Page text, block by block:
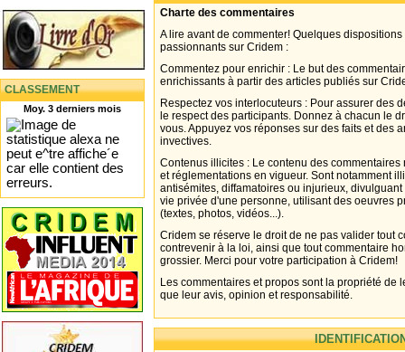
CLASSEMENT
Moy. 3 derniers mois
Charte des commentaires
A lire avant de commenter! Quelques
passionnants sur Cridem :
Commentez pour enrichir : Le but des
enrichissants à partir des articles publiés sur
Respectez vos interlocuteurs : Pour assurer des
le respect des participants. Donnez à chacun le
vous. Appuyez vos réponses sur des faits et des
invectives.
Contenus illicites : Le contenu des
et réglementations en vigueur. Sont notamment
antisémites, diffamatoires ou injurieux,
vie privée d'une personne, utilisant des oeuvres
(textes, photos, vidéos...).
Cridem se réserve le droit de ne pas valider tout
contrevenir à la loi, ainsi que tout commentaire
grossier. Merci pour votre participation à Cridem!
Les commentaires et propos sont la propriété de
que leur avis, opinion et responsabilité.